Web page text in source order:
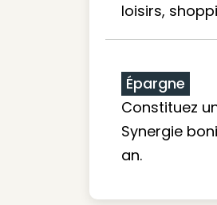
loisirs,
Épargne
Constituez
Synergie
an.